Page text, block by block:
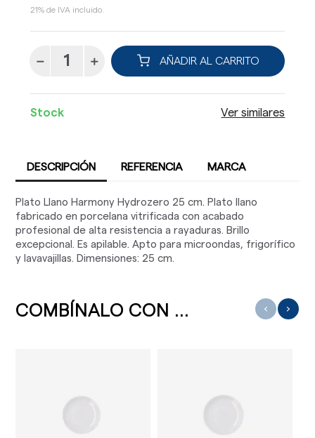
21% de IVA incluido.
AÑADIR AL CARRITO
Stock Ver similares
DESCRIPCIÓN REFERENCIA MARCA
Plato Llano Harmony Hydrozero 25 cm. Plato llano
fabricado en porcelana vitrificada con acabado
profesional de alta resistencia a rayaduras. Brillo
excepcional. Es apilable. Apto para microondas, frigorífico
y lavavajillas. Dimensiones: 25 cm.
COMBÍNALO CON ... ‹ ›